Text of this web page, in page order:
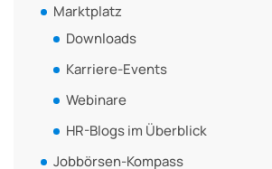
Marktplatz
Downloads
Karriere-Events
Webinare
HR-Blogs im Überblick
Jobbörsen-Kompass